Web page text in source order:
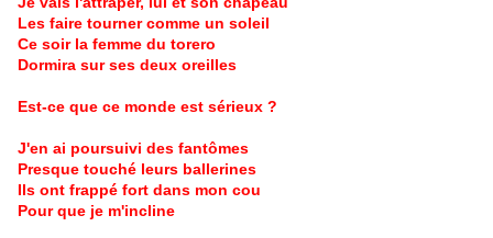
Les faire tourner comme un soleil
Ce soir la femme du torero
Dormira sur ses deux oreilles
Est-ce que ce monde est sérieux ?
J'en ai poursuivi des fantômes
Presque touché leurs ballerines
Ils ont frappé fort dans mon cou
Pour que je m'incline